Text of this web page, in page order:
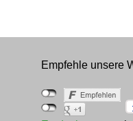
Empfehle unsere